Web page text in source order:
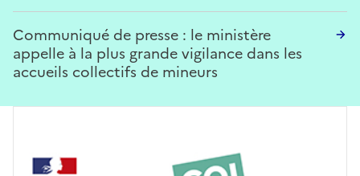
Communiqué de presse : le ministère
appelle à la plus grande vigilance dans les
accueils collectifs de mineurs